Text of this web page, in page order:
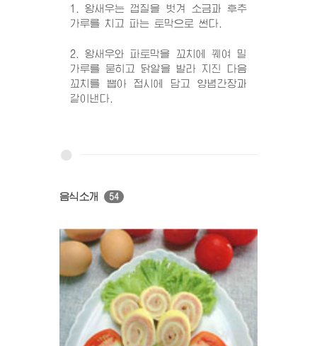
1. 왕새우는 껍질을 벗겨 소금과 후추
가루를 치고 파는 토막으로 썬다.
2. 왕새우와 파토막을 꼬치에 꿰여 밀
가루를 묻히고 닭알을 발라 지진 다음
꼬치를 뽑아 접시에 담고 양념간장과
같이낸다.
음식소개 54